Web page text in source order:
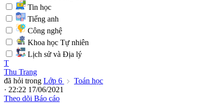
Tin học
Tiếng anh
Công nghệ
Khoa học Tự nhiên
Lịch sử và Địa lý
T
Thu Trang
đã hỏi trong Lớp 6
Toán học
· 22:22 17/06/2021
Theo dõi Báo cáo